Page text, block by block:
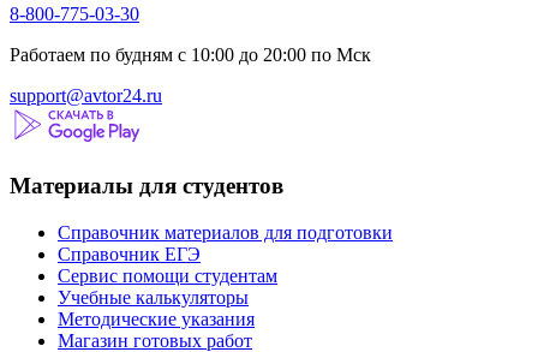
8-800-775-03-30
Работаем по будням с 10:00 до 20:00 по Мск
support@avtor24.ru
Материалы для студентов
Справочник материалов для подготовки
Справочник ЕГЭ
Сервис помощи студентам
Учебные калькуляторы
Методические указания
Магазин готовых работ